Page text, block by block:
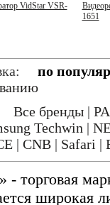
VidStar VSR-
1651
по
Все бренды |
Techwin |
| CNB | Safari |
- торговая
широкая